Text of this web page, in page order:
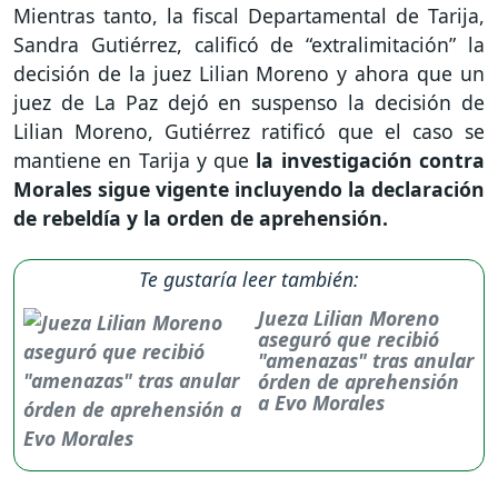
Mientras tanto, la fiscal Departamental de Tarija,
Sandra Gutiérrez, calificó de “extralimitación” la
decisión de la juez Lilian Moreno y ahora que un
juez de La Paz dejó en suspenso la decisión de
Lilian Moreno, Gutiérrez ratificó que el caso se
mantiene en Tarija y que la investigación contra
Morales sigue vigente incluyendo la declaración
de rebeldía y la orden de aprehensión.
Te gustaría leer también:
Jueza Lilian Moreno
aseguró que recibió
"amenazas" tras anular
órden de aprehensión
a Evo Morales